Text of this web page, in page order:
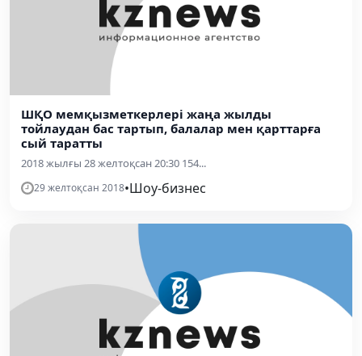
ШҚО мемқызметкерлері жаңа жылды
тойлаудан бас тартып, балалар мен қарттарға
сый таратты
2018 жылғы 28 желтоқсан 20:30 154...
29 желтоқсан 2018•Шоу-бизнес